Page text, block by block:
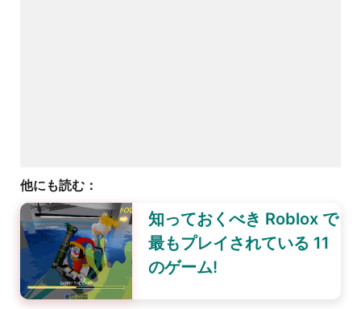
他にも読む：
知っておくべき Roblox で
最もプレイされている 11
のゲーム!